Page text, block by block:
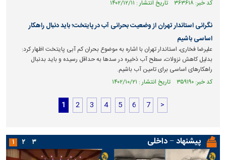
کد خبر: ۳۶۳۶۱۸ تاریخ انتشار : ۱۴۰۲/۱۲/۱۱
نگرانی استاندار تهران از وضعیت بحرانی آب در پایتخت؛ باید دنبال راهکار
اساسی باشیم
علیرضا فخاری، استاندار تهران با اشاره به موضوع بحران کم آبی پایتخت اظهار کرد:
بدلیل کاهش نزولات، سطح آب ذخیره در سد‌ها به حداقل رسیده و باید بدنبال
راهکار‌های اساسی برای تامین آب باشیم.
کد خبر: ۳۵۹۱۹۰ تاریخ انتشار : ۱۴۰۲/۱۰/۲۱
1 2 3 4 5 6 7 >
پیشنهاد − داخلی ۱ ۲ ۳